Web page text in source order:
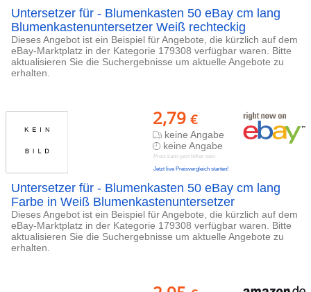
Untersetzer für - Blumenkasten 50 eBay cm lang
Blumenkastenuntersetzer Weiß rechteckig
Dieses Angebot ist ein Beispiel für Angebote, die kürzlich auf dem
eBay-Marktplatz in der Kategorie 179308 verfügbar waren. Bitte
aktualisieren Sie die Suchergebnisse um aktuelle Angebote zu
erhalten.
2,79 €
keine Angabe
keine Angabe
Preis kann jetzt höher sein
Jetzt live Preisvergleich starten!
Untersetzer für - Blumenkasten 50 eBay cm lang
Farbe in Weiß Blumenkastenuntersetzer
Dieses Angebot ist ein Beispiel für Angebote, die kürzlich auf dem
eBay-Marktplatz in der Kategorie 179308 verfügbar waren. Bitte
aktualisieren Sie die Suchergebnisse um aktuelle Angebote zu
erhalten.